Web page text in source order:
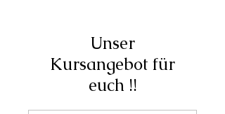
Unser
Kursangebot für
euch !!